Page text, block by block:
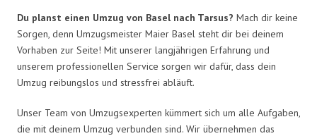
Du planst einen Umzug von Basel nach Tarsus? Mach dir keine
Sorgen, denn Umzugsmeister Maier Basel steht dir bei deinem
Vorhaben zur Seite! Mit unserer langjährigen Erfahrung und
unserem professionellen Service sorgen wir dafür, dass dein
Umzug reibungslos und stressfrei abläuft.
Unser Team von Umzugsexperten kümmert sich um alle Aufgaben,
die mit deinem Umzug verbunden sind. Wir übernehmen das